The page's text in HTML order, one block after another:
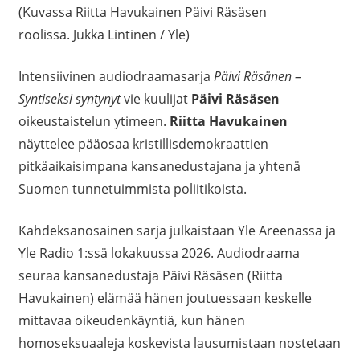
(Kuvassa Riitta Havukainen Päivi Räsäsen
roolissa. Jukka Lintinen / Yle)
Intensiivinen audiodraamasarja Päivi Räsänen –
Syntiseksi syntynytvie kuulijat Päivi Räsäsen
oikeustaistelun ytimeen. Riitta Havukainen
näyttelee pääosaa kristillisdemokraattien
pitkäaikaisimpana kansanedustajana ja yhtenä
Suomen tunnetuimmista poliitikoista.
Kahdeksanosainen sarja julkaistaan Yle Areenassa ja
Yle Radio 1:ssä lokakuussa 2026. Audiodraama
seuraa kansanedustaja Päivi Räsäsen (Riitta
Havukainen) elämää hänen joutuessaan keskelle
mittavaa oikeudenkäyntiä, kun hänen
homoseksuaaleja koskevista lausumistaan nostetaan